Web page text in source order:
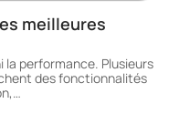
meilleures
performance. Plusieurs
des fonctionnalités
…